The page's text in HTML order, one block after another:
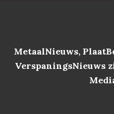
MetaalNieuws,
VerspaningsNieuws